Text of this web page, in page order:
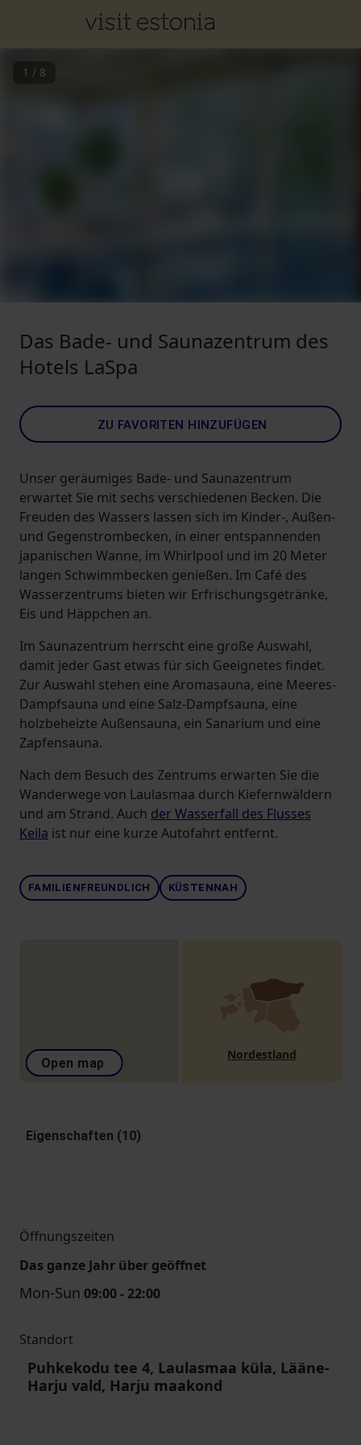
1 / 8
Das Bade- und Saunazentrum des
Hotels LaSpa
ZU FAVORITEN HINZUFÜGEN
Unser geräumiges Bade- und Saunazentrum
erwartet Sie mit sechs verschiedenen Becken. Die
Freuden des Wassers lassen sich im Kinder-, Außen-
und Gegenstrombecken, in einer entspannenden
japanischen Wanne, im Whirlpool und im 20 Meter
langen Schwimmbecken genießen. Im Café des
Wasserzentrums bieten wir Erfrischungsgetränke,
Eis und Häppchen an.
Im Saunazentrum herrscht eine große Auswahl,
damit jeder Gast etwas für sich Geeignetes findet.
Zur Auswahl stehen eine Aromasauna, eine Meeres-
Dampfsauna und eine Salz-Dampfsauna, eine
holzbeheizte Außensauna, ein Sanarium und eine
Zapfensauna.
Nach dem Besuch des Zentrums erwarten Sie die
Wanderwege von Laulasmaa durch Kiefernwäldern
und am Strand. Auch der Wasserfall des Flusses
Keila ist nur eine kurze Autofahrt entfernt.
FAMILIENFREUNDLICH KÜSTENNAH
Open map
Nordestland
Eigenschaften (10)
Öffnungszeiten
Das ganze Jahr über geöffnet
Mon-Sun 09:00 - 22:00
Standort
Puhkekodu tee 4, Laulasmaa küla, Lääne-
Harju vald, Harju maakond